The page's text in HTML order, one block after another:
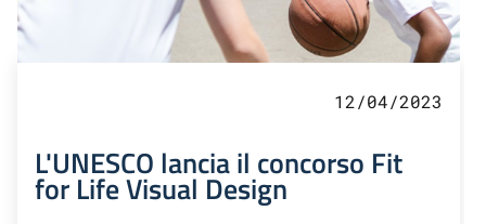
12/04/2023
L'UNESCO lancia il concorso Fit
for Life Visual Design